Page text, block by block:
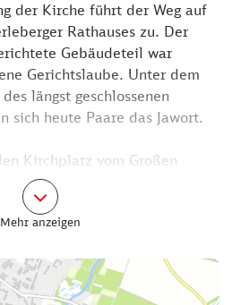
der Kirche führt der Weg auf
Rathauses zu. Der
Gebäudeteil war
Gerichtslaube. Unter dem
längst geschlossenen
sich heute Paare das Jawort.
Kirchplatz vom Großen
führt an einem der schönsten
die Perleberg zu bieten hat,
um 1525 für einen Kaufmann
hohe Giebel, in dessen
damals noch wertvolle
Mehr anzeigen